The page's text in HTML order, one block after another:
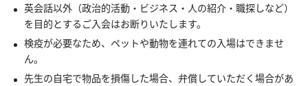
英会話以外（政治的活動・ビジネス・人の紹介・職探しなど）
を目的とするご入会はお断りいたします。
検疫が必要なため、ペットや動物を連れての入場はできませ
ん。
先生の自宅で物品を損傷した場合、弁償していただく場合があ